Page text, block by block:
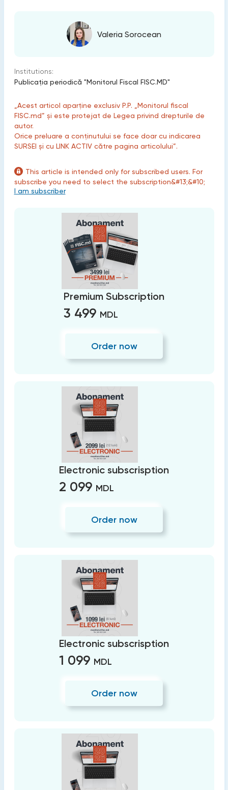
Valeria Sorocean
Institutions:
Publicaţia periodică "Monitorul Fiscal FISC.MD"
„Acest articol aparține exclusiv P.P. „Monitorul fiscal
FISC.md” și este protejat de Legea privind drepturile de
autor.
Orice preluare a conținutului se face doar cu indicarea
SURSEI și cu LINK ACTIV către pagina articolului”.
This article is intended only for subscribed users. For
subscribe you need to select the subscription&#13;&#10;
I am subscriber
Premium Subscription
3 499 MDL
Order now
Electronic subscrisption
2 099 MDL
Order now
Electronic subscrisption
1 099 MDL
Order now